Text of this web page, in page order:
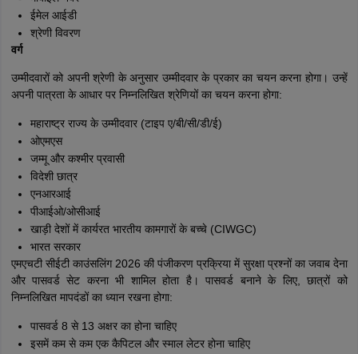
ईमेल आईडी
श्रेणी विवरण
वर्ग
उम्मीदवारों को अपनी श्रेणी के अनुसार उम्मीदवार के प्रकार का चयन करना होगा। उन्हें
अपनी पात्रता के आधार पर निम्नलिखित श्रेणियों का चयन करना होगा:
महाराष्ट्र राज्य के उम्मीदवार (टाइप ए/बी/सी/डी/ई)
ओएमएस
जम्मू और कश्मीर प्रवासी
विदेशी छात्र
एनआरआई
पीआईओ/ओसीआई
खाड़ी देशों में कार्यरत भारतीय कामगारों के बच्चे (CIWGC)
भारत सरकार
एमएचटी सीईटी काउंसलिंग 2026 की पंजीकरण प्रक्रिया में सुरक्षा प्रश्नों का जवाब देना
और पासवर्ड सेट करना भी शामिल होता है। पासवर्ड बनाने के लिए, छात्रों को
निम्नलिखित मापदंडों का ध्यान रखना होगा:
पासवर्ड 8 से 13 अक्षर का होना चाहिए
इसमें कम से कम एक कैपिटल और स्माल लेटर होना चाहिए